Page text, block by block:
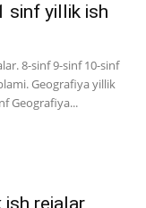
sinf yillik ish
8-sinf 9-sinf 10-sinf
Geografiya yillik
Geografiya...
rejalar